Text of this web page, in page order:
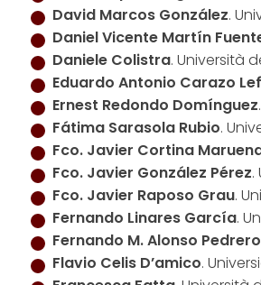
David Marcos González.
Daniel Vicente Martín
Daniele Colistra. Università
Eduardo Antonio Carazo
Ernest Redondo Domínguez
Fátima Sarasola Rubio.
Fco. Javier Cortina
Fco. Javier González Pérez.
Fco. Javier Raposo Grau.
Fernando Linares García.
Fernando M. Alonso Pedrero
Flavio Celis D’amico.